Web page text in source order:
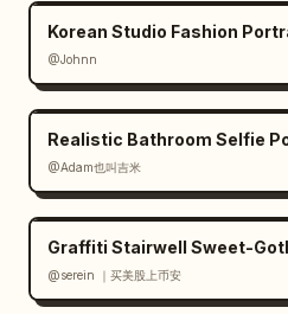
Korean Studio Fashion
@Johnn
Realistic Bathroom Selfie
@Adam也叫吉米
Graffiti Stairwell Sweet-
@serein ｜买美股上币安